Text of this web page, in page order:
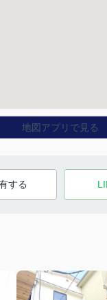
地図アプリで見る
する